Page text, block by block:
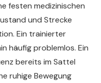
festen medizinischen
und Strecke
Ein trainierter
häufig problemlos. Ein
bereits im Sattel
ruhige Bewegung